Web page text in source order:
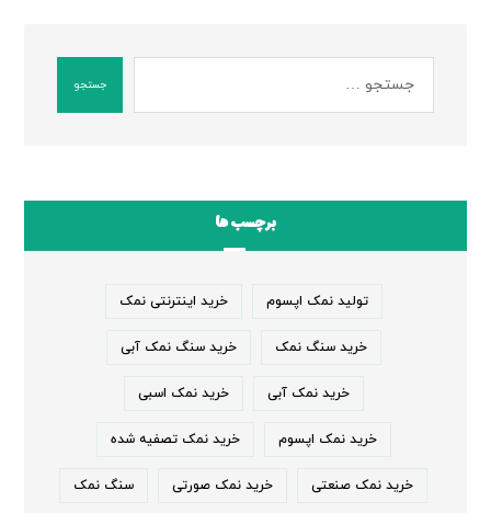
جستجو
برچسب ها
تولید نمک اپسوم خرید اینترنتی نمک
خرید سنگ نمک خرید سنگ نمک آبی
خرید نمک آبی خرید نمک اسبی
خرید نمک اپسوم خرید نمک تصفیه شده
خرید نمک صنعتی خرید نمک صورتی سنگ نمک